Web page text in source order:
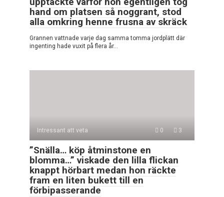
hand om platsen så noggrant, stod
alla omkring henne frusna av skräck
Grannen vattnade varje dag samma tomma jordplätt där
ingenting hade vuxit på flera år…
Intressant att veta 0 3
”Snälla… köp åtminstone en
blomma…” viskade den lilla flickan
knappt hörbart medan hon räckte
fram en liten bukett till en
förbipasserande